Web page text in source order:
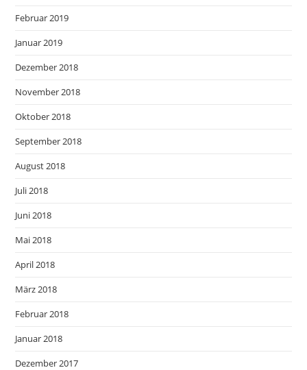
Februar 2019
Januar 2019
Dezember 2018
November 2018
Oktober 2018
September 2018
August 2018
Juli 2018
Juni 2018
Mai 2018
April 2018
März 2018
Februar 2018
Januar 2018
Dezember 2017